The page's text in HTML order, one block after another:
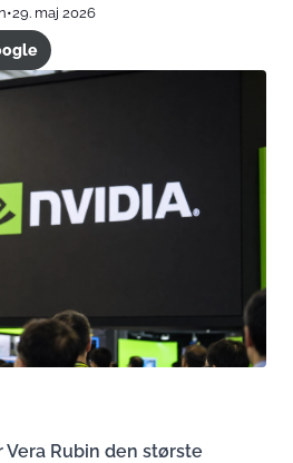
•29. maj 2026
Rubin den største